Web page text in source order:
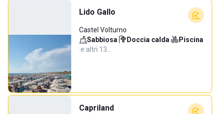
Lido Gallo
Castel Volturno
Sabbiosa· Doccia calda·
Piscina
·e altri 13…
Capriland